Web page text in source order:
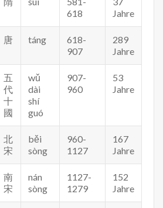
618
Jahre
唐 táng
618-
907
289
Jahre
五
代
十
國
wǔ
dài
shí
guó
907-
960
53
Jahre
北
宋
běi
sòng
960-
1127
167
Jahre
南
宋
nán
sòng
1127-
1279
152
Jahre